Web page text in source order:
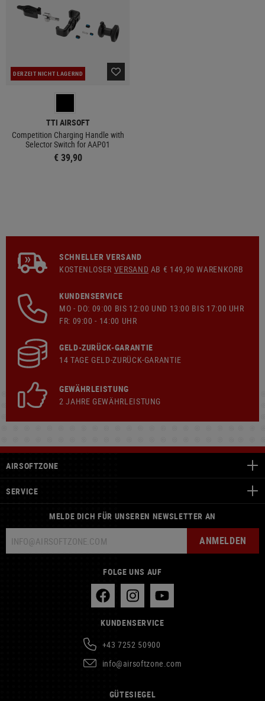
DERZEIT NICHT LAGERND
TTI AIRSOFT
Competition Charging Handle with
Selector Switch for AAP01
€ 39,90
SCHNELLER VERSAND
KOSTENLOSER VERSAND AB € 149,90 WARENKORB
KUNDENSERVICE
MO - DO: 09:00 BIS 12:00 UND 13:00 BIS 17:00 UHR
FR: 09:00 - 14:00 UHR
GELD-ZURÜCK-GARANTIE
14 TAGE GELD-ZURÜCK-GARANTIE
GEWÄHRLEISTUNG
2 JAHRE GEWÄHRLEISTUNG
AIRSOFTZONE
SERVICE
MELDE DICH FÜR UNSEREN NEWSLETTER AN
ANMELDEN
FOLGE UNS AUF
KUNDENSERVICE
+43 7252 50900
info@airsoftzone.com
GÜTESIEGEL